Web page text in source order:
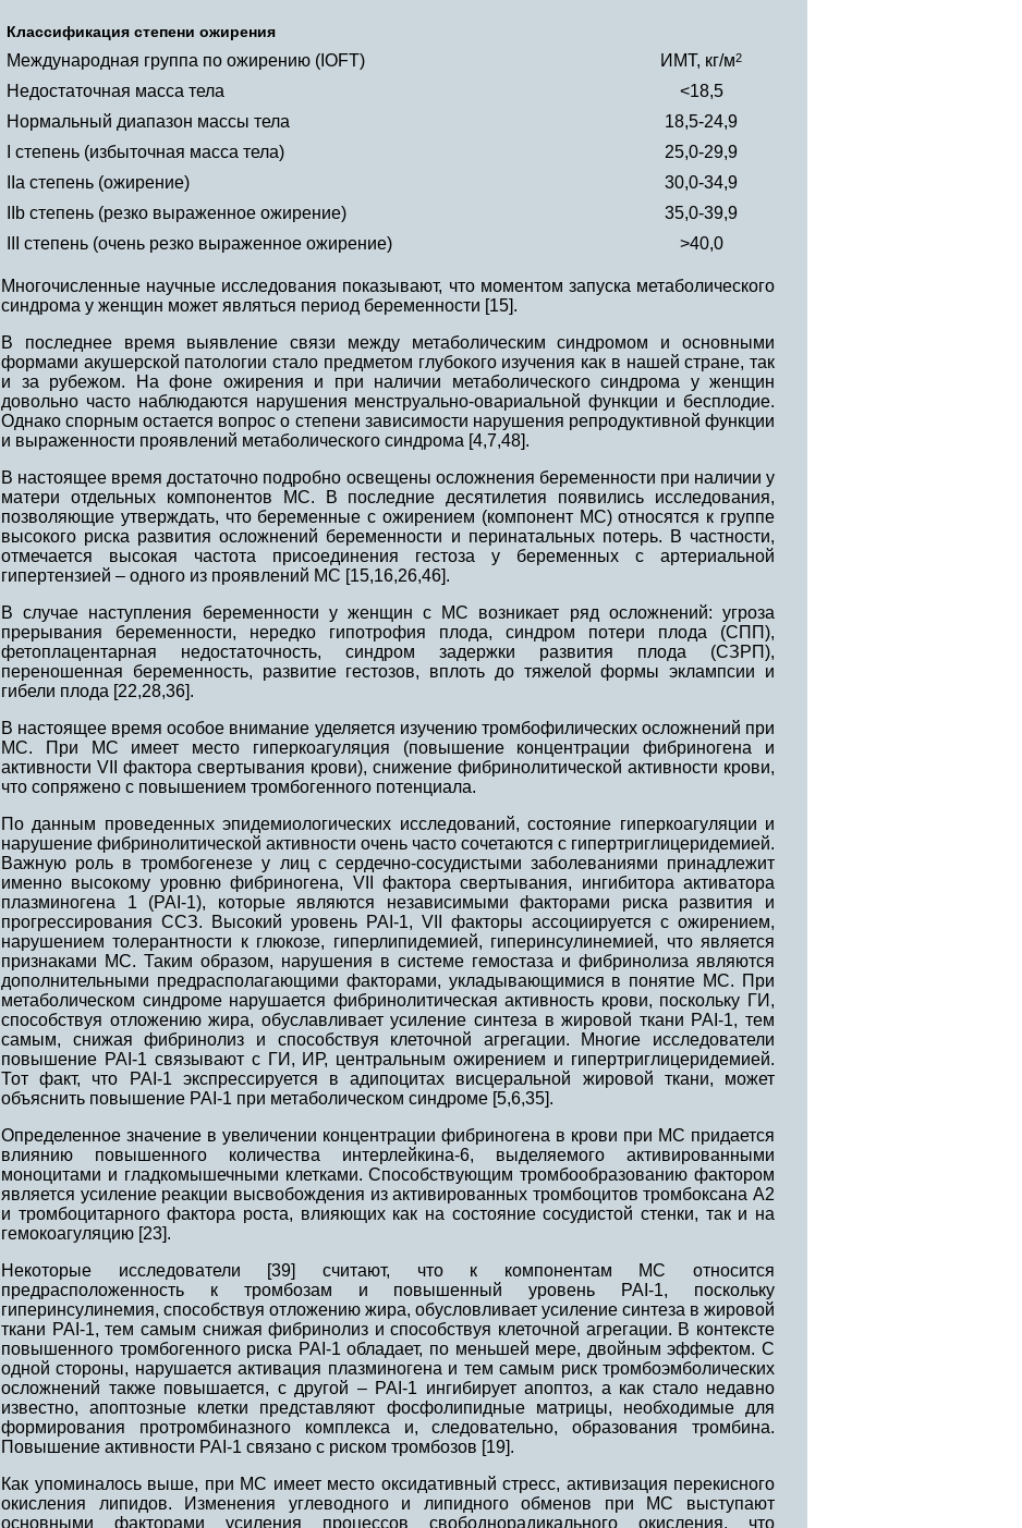
Классификация степени ожирения
Международная группа по ожирению (IOFT) ИМТ, кг/м2
Недостаточная масса тела
<18,5
Нормальный диапазон массы тела
18,5-24,9
I степень (избыточная масса тела)
25,0-29,9
IIа степень (ожирение)
30,0-34,9
IIb степень (резко выраженное ожирение)
35,0-39,9
III степень (очень резко выраженное ожирение)
>40,0
Многочисленные научные исследования показывают, что моментом запуска метаболического
синдрома у женщин может являться период беременности [15].
В последнее время выявление связи между метаболическим синдромом и основными
формами акушерской патологии стало предметом глубокого изучения как в нашей стране, так
и за рубежом. На фоне ожирения и при наличии метаболического синдрома у женщин
довольно часто наблюдаются нарушения менструально-овариальной функции и бесплодие.
Однако спорным остается вопрос о степени зависимости нарушения репродуктивной функции
и выраженности проявлений метаболического синдрома [4,7,48].
В настоящее время достаточно подробно освещены осложнения беременности при наличии у
матери отдельных компонентов МС. В последние десятилетия появились исследования,
позволяющие утверждать, что беременные с ожирением (компонент МС) относятся к группе
высокого риска развития осложнений беременности и перинатальных потерь. В частности,
отмечается высокая частота присоединения гестоза у беременных с артериальной
гипертензией – одного из проявлений МС [15,16,26,46].
В случае наступления беременности у женщин с МС возникает ряд осложнений: угроза
прерывания беременности, нередко гипотрофия плода, синдром потери плода (СПП),
фетоплацентарная недостаточность, синдром задержки развития плода (СЗРП),
переношенная беременность, развитие гестозов, вплоть до тяжелой формы эклампсии и
гибели плода [22,28,36].
В настоящее время особое внимание уделяется изучению тромбофилических осложнений при
МС. При МС имеет место гиперкоагуляция (повышение концентрации фибриногена и
активности VII фактора свертывания крови), снижение фибринолитической активности крови,
что сопряжено с повышением тромбогенного потенциала.
По данным проведенных эпидемиологических исследований, состояние гиперкоагуляции и
нарушение фибринолитической активности очень часто сочетаются с гипертриглицеридемией.
Важную роль в тромбогенезе у лиц с сердечно-сосудистыми заболеваниями принадлежит
именно высокому уровню фибриногена, VII фактора свертывания, ингибитора активатора
плазминогена 1 (PAI-1), которые являются независимыми факторами риска развития и
прогрессирования ССЗ. Высокий уровень PAI-1, VII факторы ассоциируется с ожирением,
нарушением толерантности к глюкозе, гиперлипидемией, гиперинсулинемией, что является
признаками МС. Таким образом, нарушения в системе гемостаза и фибринолиза являются
дополнительными предрасполагающими факторами, укладывающимися в понятие МС. При
метаболическом синдроме нарушается фибринолитическая активность крови, поскольку ГИ,
способствуя отложению жира, обуславливает усиление синтеза в жировой ткани PAI-1, тем
самым, снижая фибринолиз и способствуя клеточной агрегации. Многие исследователи
повышение PAI-1 связывают с ГИ, ИР, центральным ожирением и гипертриглицеридемией.
Тот факт, что PAI-1 экспрессируется в адипоцитах висцеральной жировой ткани, может
объяснить повышение PAI-1 при метаболическом синдроме [5,6,35].
Определенное значение в увеличении концентрации фибриногена в крови при МС придается
влиянию повышенного количества интерлейкина-6, выделяемого активированными
моноцитами и гладкомышечными клетками. Способствующим тромбообразованию фактором
является усиление реакции высвобождения из активированных тромбоцитов тромбоксана А2
и тромбоцитарного фактора роста, влияющих как на состояние сосудистой стенки, так и на
гемокоагуляцию [23].
Некоторые исследователи [39] считают, что к компонентам МС относится
предрасположенность к тромбозам и повышенный уровень PAI-1, поскольку
гиперинсулинемия, способствуя отложению жира, обусловливает усиление синтеза в жировой
ткани PAI-1, тем самым снижая фибринолиз и способствуя клеточной агрегации. В контексте
повышенного тромбогенного риска PAI-1 обладает, по меньшей мере, двойным эффектом. С
одной стороны, нарушается активация плазминогена и тем самым риск тромбоэмболических
осложнений также повышается, с другой – PAI-1 ингибирует апоптоз, а как стало недавно
известно, апоптозные клетки представляют фосфолипидные матрицы, необходимые для
формирования протромбиназного комплекса и, следовательно, образования тромбина.
Повышение активности РАІ-1 связано с риском тромбозов [19].
Как упоминалось выше, при МС имеет место оксидативный стресс, активизация перекисного
окисления липидов. Изменения углеводного и липидного обменов при МС выступают
основными факторами усиления процессов свободнорадикального окисления, что